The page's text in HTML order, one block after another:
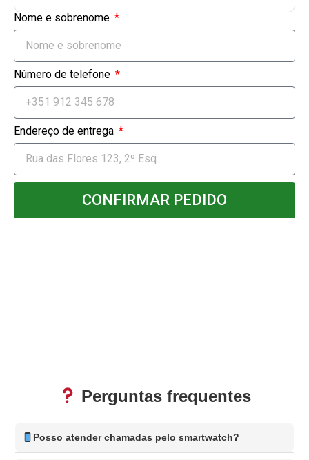
Nome e sobrenome
Número de telefone
Endereço de entrega
CONFIRMAR PEDIDO
Perguntas frequentes
Posso atender chamadas pelo smartwatch?